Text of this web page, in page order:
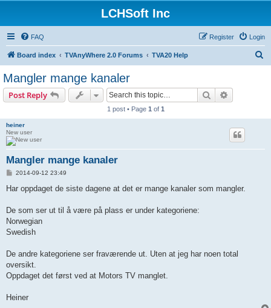
LCHSoft Inc
FAQ Login
Register
Board index TVAnyWhere 2.0 Forums TVA20 Help
Mangler mange kanaler
Post Reply Search
1 post • Page 1 of 1
heiner
New user
Mangler mange kanaler
P
s
2014-09-12 23:49
Har oppdaget de siste dagene at det er mange kanaler som mangler.
De som ser ut til å være på plass er under kategoriene:
Norwegian
Swedish
De andre kategoriene ser fraværende ut. Uten at jeg har noen total
oversikt.
Oppdaget det først ved at Motors TV manglet.
Heiner